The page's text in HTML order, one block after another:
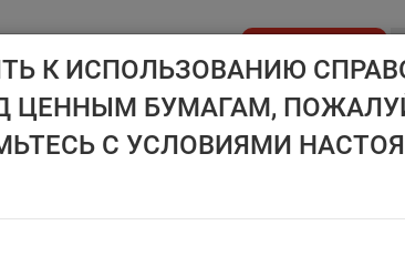
ДИСК НРД ЦЕНОВОЙ ЦЕНТР
К ИСПОЛЬЗОВАНИЮ
ЦЕННЫМ БУМАГАМ,
С УСЛОВИЯМИ